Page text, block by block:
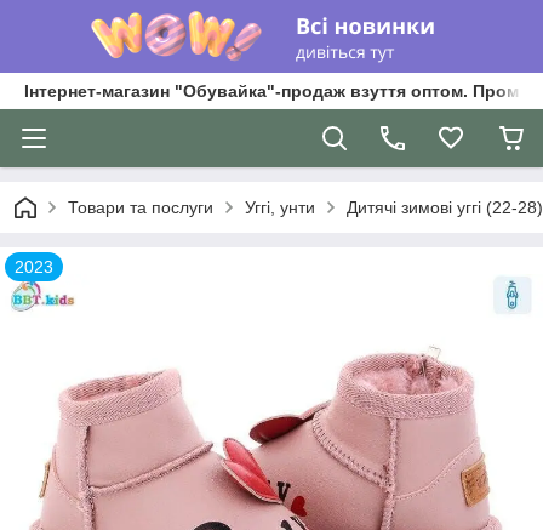
Інтернет-магазин "Обувайка"-продаж взуття оптом.
Товари та послуги Уггі, унти Дитячі зимові уггі (22-28)
2023